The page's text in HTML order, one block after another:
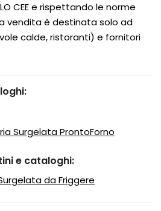
CEE e rispettando le norme
vendita è destinata solo ad
calde, ristoranti) e fornitori
Surgelata ProntoForno
e cataloghi:
da Friggere